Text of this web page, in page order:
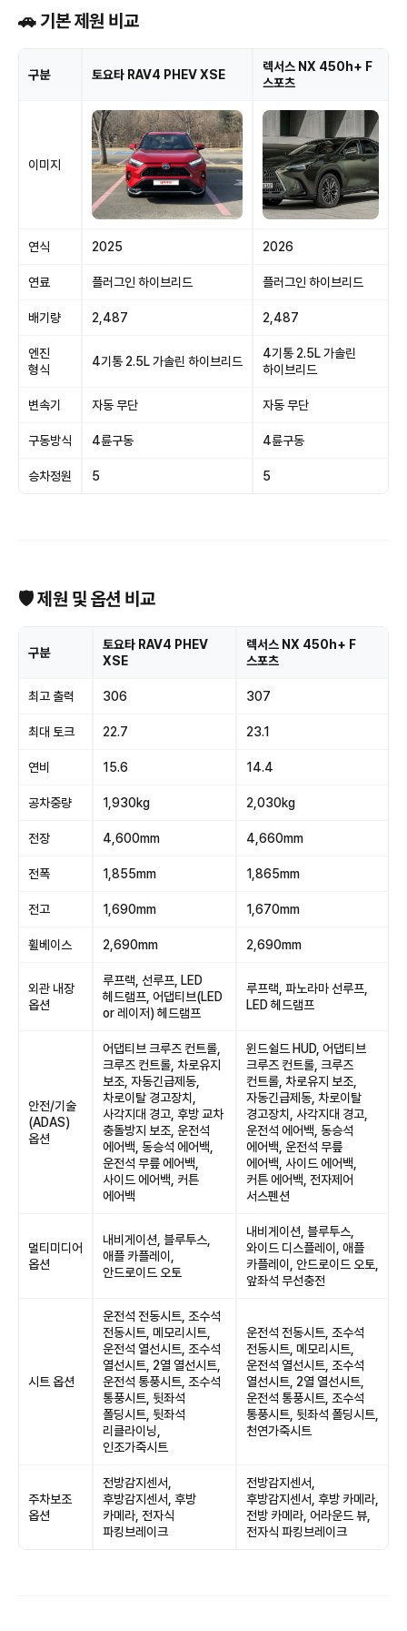
🚗 기본 제원 비교
구분 토요타 RAV4 PHEV XSE
렉서스 NX 450h+ F
스포츠
이미지
연식 2025 2026
연료 플러그인 하이브리드 플러그인 하이브리드
배기량 2,487 2,487
엔진
형식
4기통 2.5L 가솔린 하이브리드
4기통 2.5L 가솔린
하이브리드
변속기 자동 무단 자동 무단
구동방식 4륜구동 4륜구동
승차정원 5 5
🛡 제원 및 옵션 비교
구분
토요타 RAV4 PHEV
XSE
렉서스 NX 450h+ F
스포츠
최고 출력 306 307
최대 토크 22.7 23.1
연비 15.6 14.4
공차중량 1,930kg 2,030kg
전장 4,600mm 4,660mm
전폭 1,855mm 1,865mm
전고 1,690mm 1,670mm
휠베이스 2,690mm 2,690mm
외관 내장
옵션
루프랙, 선루프, LED
헤드램프, 어댑티브(LED
or 레이저) 헤드램프
루프랙, 파노라마 선루프,
LED 헤드램프
안전/기술
(ADAS)
옵션
어댑티브 크루즈 컨트롤,
크루즈 컨트롤, 차로유지
보조, 자동긴급제동,
차로이탈 경고장치,
사각지대 경고, 후방 교차
충돌방지 보조, 운전석
에어백, 동승석 에어백,
운전석 무릎 에어백,
사이드 에어백, 커튼
에어백
윈드쉴드 HUD, 어댑티브
크루즈 컨트롤, 크루즈
컨트롤, 차로유지 보조,
자동긴급제동, 차로이탈
경고장치, 사각지대 경고,
운전석 에어백, 동승석
에어백, 운전석 무릎
에어백, 사이드 에어백,
커튼 에어백, 전자제어
서스펜션
멀티미디어
옵션
내비게이션, 블루투스,
애플 카플레이,
안드로이드 오토
내비게이션, 블루투스,
와이드 디스플레이, 애플
카플레이, 안드로이드 오토,
앞좌석 무선충전
시트 옵션
운전석 전동시트, 조수석
전동시트, 메모리시트,
운전석 열선시트, 조수석
열선시트, 2열 열선시트,
운전석 통풍시트, 조수석
통풍시트, 뒷좌석
폴딩시트, 뒷좌석
리클라이닝,
인조가죽시트
운전석 전동시트, 조수석
전동시트, 메모리시트,
운전석 열선시트, 조수석
열선시트, 2열 열선시트,
운전석 통풍시트, 조수석
통풍시트, 뒷좌석 폴딩시트,
천연가죽시트
주차보조
옵션
전방감지센서,
후방감지센서, 후방
카메라, 전자식
파킹브레이크
전방감지센서,
후방감지센서, 후방 카메라,
전방 카메라, 어라운드 뷰,
전자식 파킹브레이크